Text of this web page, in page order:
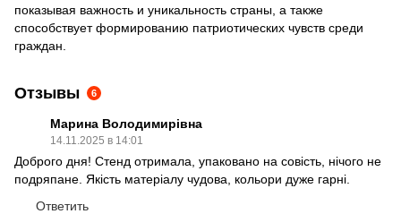
показывая важность и уникальность страны, а также
способствует формированию патриотических чувств среди
граждан.
Отзывы 6
Марина Володимирівна
14.11.2025 в 14:01
Доброго дня! Стенд отримала, упаковано на совість, нічого не
подряпане. Якість матеріалу чудова, кольори дуже гарні.
Ответить